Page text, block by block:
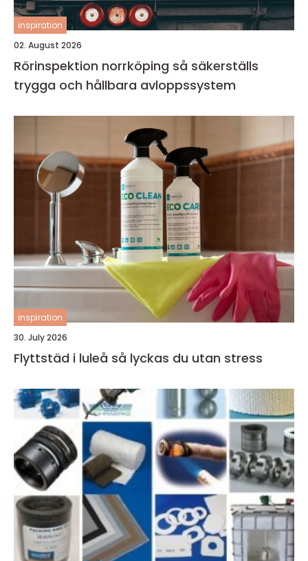
inspiration
02. August 2026
Rörinspektion norrköping så säkerställs
trygga och hållbara avloppssystem
inspiration
30. July 2026
Flyttstäd i luleå så lyckas du utan stress